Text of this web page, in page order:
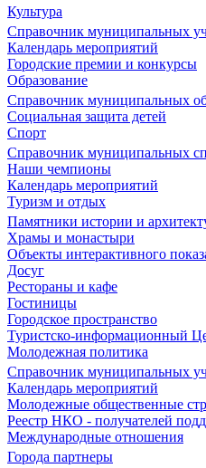
Культура
Справочник муниципальных
Календарь мероприятий
Городские премии и конкурсы
Образование
Справочник муниципальных
Социальная защита детей
Спорт
Справочник муниципальных
Наши чемпионы
Календарь мероприятий
Туризм и отдых
Памятники истории и
Храмы и монастыри
Объекты интерактивного
Досуг
Рестораны и кафе
Гостиницы
Городское пространство
Туристско-информационный
Молодежная политика
Справочник муниципальных
Календарь мероприятий
Молодежные общественные
Реестр НКО - получателей
Международные отношения
Города партнеры